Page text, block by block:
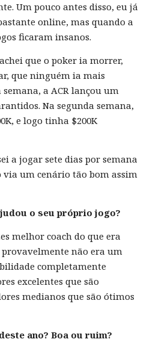
Um pouco antes disso, eu já
online, mas quando a
ficaram insanos.
que o poker ia morrer,
que ninguém ia mais
a ACR lançou um
Na segunda semana,
e logo tinha $200K
a jogar sete dias por semana
via um cenário tão bom assim
o seu próprio jogo?
melhor coach do que era
não era um
completamente
excelentes que são
medianos que são ótimos
ano? Boa ou ruim?